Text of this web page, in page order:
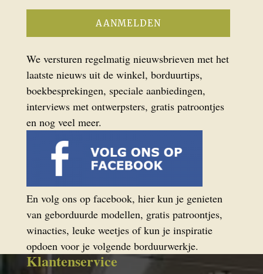
We versturen regelmatig nieuwsbrieven met het
laatste nieuws uit de winkel, borduurtips,
boekbesprekingen, speciale aanbiedingen,
interviews met ontwerpsters, gratis patroontjes
en nog veel meer.
En volg ons op facebook, hier kun je genieten
van geborduurde modellen, gratis patroontjes,
winacties, leuke weetjes of kun je inspiratie
opdoen voor je volgende borduurwerkje.
Klantenservice